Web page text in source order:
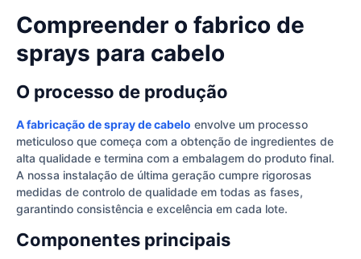
Compreender o fabrico de
sprays para cabelo
O processo de produção
A fabricação de spray de cabelo envolve um processo
meticuloso que começa com a obtenção de ingredientes de
alta qualidade e termina com a embalagem do produto final.
A nossa instalação de última geração cumpre rigorosas
medidas de controlo de qualidade em todas as fases,
garantindo consistência e excelência em cada lote.
Componentes principais